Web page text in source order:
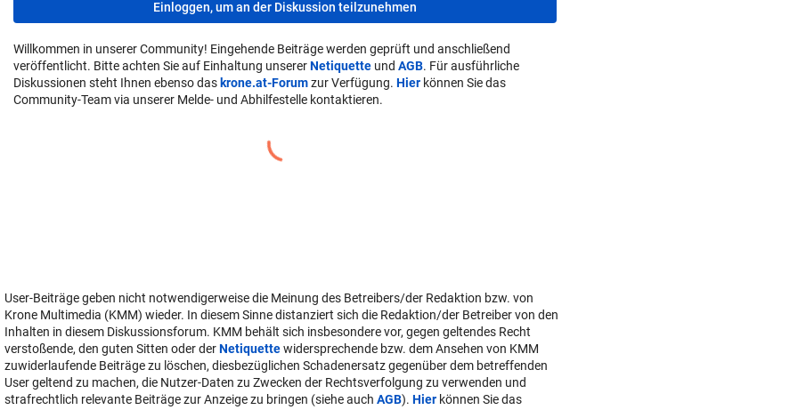
Einloggen, um an der Diskussion teilzunehmen
Willkommen in unserer Community! Eingehende Beiträge werden geprüft und anschließend
veröffentlicht. Bitte achten Sie auf Einhaltung unsererNetiquette und AGB. Für ausführliche
Diskussionen steht Ihnen ebenso das krone.at-Forumzur Verfügung. Hier können Sie das
Community-Team via unserer Melde- und Abhilfestelle kontaktieren.